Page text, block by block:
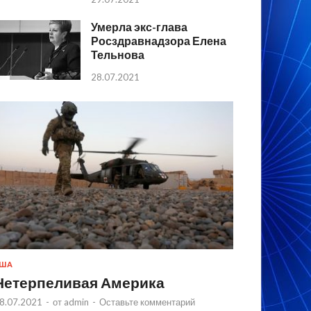
Умерла экс-глава
Росздравнадзора Елена
Тельнова
28.07.2021
Америка
- от admin - Оставьте комментарий